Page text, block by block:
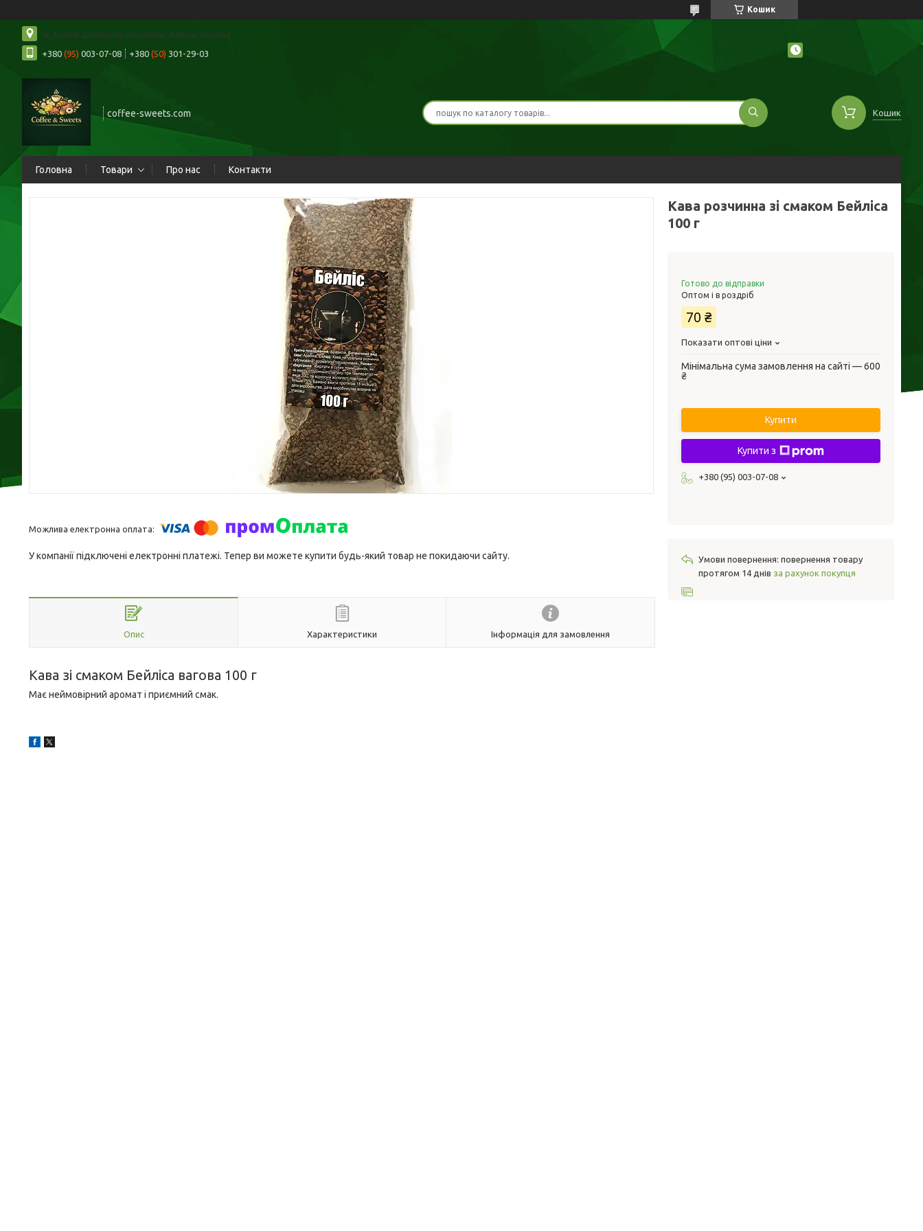
Кошик
м. Харків Центральний ринок, Харків, Україна
+380 (95) 003-07-08 +380 (50) 301-29-03
coffee-sweets.com Кошик
Головна Товари Про нас Контакти
У компанії підключені електронні платежі. Тепер ви можете купити будь-який товар не покидаючи сайту.
Опис Характеристики Інформація для замовлення
Кава зі смаком Бейліса вагова 100 г
Має неймовірний аромат і приємний смак.
Кава розчинна зі смаком Бейліса
100 г
Готово до відправки
Оптом і в роздріб
70 ₴
Показати оптові ціни
Мінімальна сума замовлення на сайті — 600
₴
Купити
Купити з
+380 (95) 003-07-08
повернення товару
протягом 14 днів за рахунок покупця